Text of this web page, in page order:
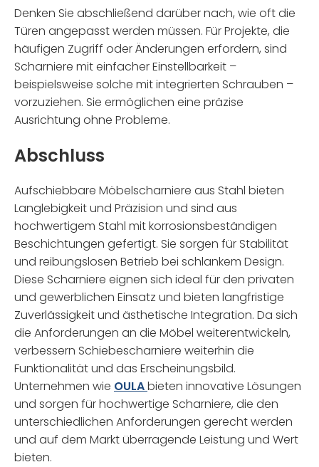
Denken Sie abschließend darüber nach, wie oft die
Türen angepasst werden müssen. Für Projekte, die
häufigen Zugriff oder Änderungen erfordern, sind
Scharniere mit einfacher Einstellbarkeit –
beispielsweise solche mit integrierten Schrauben –
vorzuziehen. Sie ermöglichen eine präzise
Ausrichtung ohne Probleme.
Abschluss
Aufschiebbare Möbelscharniere aus Stahl bieten
Langlebigkeit und Präzision und sind aus
hochwertigem Stahl mit korrosionsbeständigen
Beschichtungen gefertigt. Sie sorgen für Stabilität
und reibungslosen Betrieb bei schlankem Design.
Diese Scharniere eignen sich ideal für den privaten
und gewerblichen Einsatz und bieten langfristige
Zuverlässigkeit und ästhetische Integration. Da sich
die Anforderungen an die Möbel weiterentwickeln,
verbessern Schiebescharniere weiterhin die
Funktionalität und das Erscheinungsbild.
Unternehmen wie OULAbieten innovative Lösungen
und sorgen für hochwertige Scharniere, die den
unterschiedlichen Anforderungen gerecht werden
und auf dem Markt überragende Leistung und Wert
bieten.